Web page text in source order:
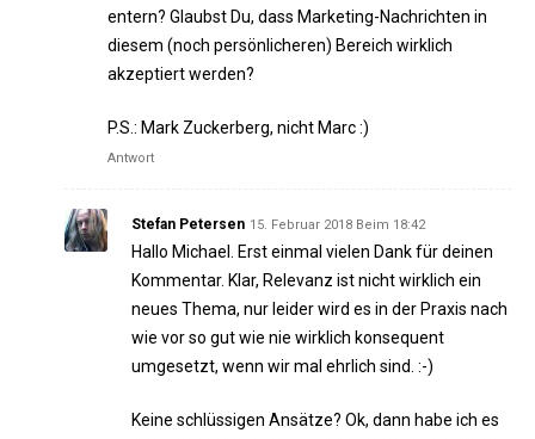
entern? Glaubst Du, dass Marketing-Nachrichten in
diesem (noch persönlicheren) Bereich wirklich
akzeptiert werden?
P.S.: Mark Zuckerberg, nicht Marc :)
Antwort
Stefan Petersen 15. Februar 2018 Beim 18:42
Hallo Michael. Erst einmal vielen Dank für deinen
Kommentar. Klar, Relevanz ist nicht wirklich ein
neues Thema, nur leider wird es in der Praxis nach
wie vor so gut wie nie wirklich konsequent
umgesetzt, wenn wir mal ehrlich sind. :-)
Keine schlüssigen Ansätze? Ok, dann habe ich es